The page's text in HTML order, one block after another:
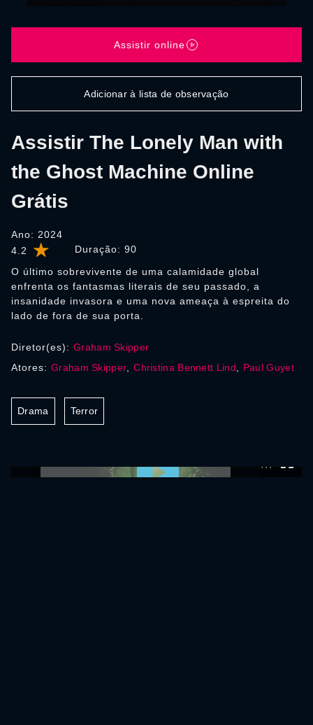
4.2 Duração: 90
Assistir The Lonely Man with
the Ghost Machine Online
Grátis
Ano: 2024
O último sobrevivente de uma calamidade global
enfrenta os fantasmas literais de seu passado, a
insanidade invasora e uma nova ameaça à espreita do
lado de fora de sua porta.
Assistir online
Adicionar à lista de observação
Diretor(es): Graham Skipper
Atores: Graham Skipper ,Christina Bennett Lind Paul Guyet
Drama Terror